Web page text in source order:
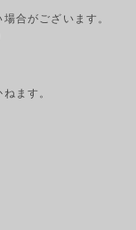
合がございます。
ます。